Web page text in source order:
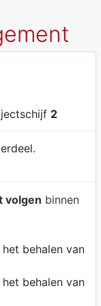
2
volgen binnen
behalen van
behalen van